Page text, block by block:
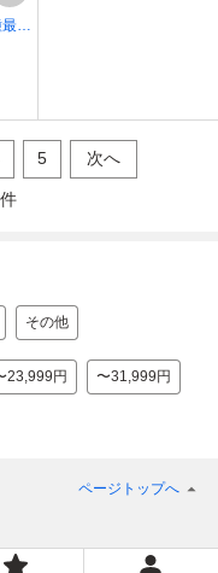
強
5 次へ
件
その他
23,999円 〜31,999円
ページトップへ